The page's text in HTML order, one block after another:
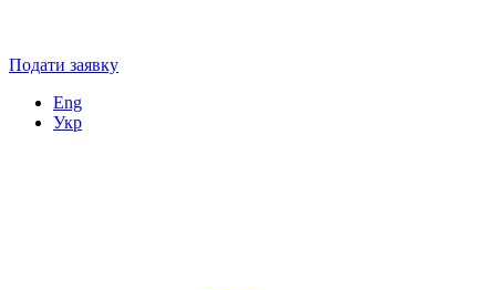
Подати заявку
Eng
Укр